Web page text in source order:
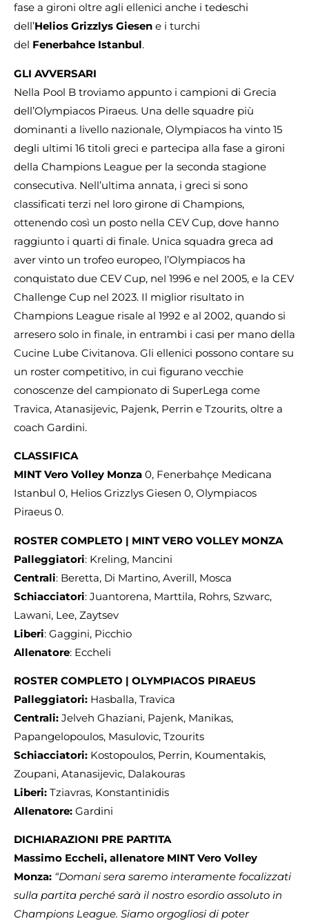
fase a gironi oltre agli ellenici anche i tedeschi
dell’Helios Grizzlys Giesen e i turchi
del Fenerbahce Istanbul.
GLI AVVERSARI
Nella Pool B troviamo appunto i campioni di Grecia
dell’Olympiacos Piraeus. Una delle squadre più
dominanti a livello nazionale, Olympiacos ha vinto 15
degli ultimi 16 titoli greci e partecipa alla fase a gironi
della Champions League per la seconda stagione
consecutiva. Nell’ultima annata, i greci si sono
classificati terzi nel loro girone di Champions,
ottenendo così un posto nella CEV Cup, dove hanno
raggiunto i quarti di finale. Unica squadra greca ad
aver vinto un trofeo europeo, l’Olympiacos ha
conquistato due CEV Cup, nel 1996 e nel 2005, e la CEV
Challenge Cup nel 2023. Il miglior risultato in
Champions League risale al 1992 e al 2002, quando si
arresero solo in finale, in entrambi i casi per mano della
Cucine Lube Civitanova. Gli ellenici possono contare su
un roster competitivo, in cui figurano vecchie
conoscenze del campionato di SuperLega come
Travica, Atanasijevic, Pajenk, Perrin e Tzourits, oltre a
coach Gardini.
CLASSIFICA
MINT Vero Volley Monza 0, Fenerbahçe Medicana
Istanbul 0, Helios Grizzlys Giesen 0, Olympiacos
Piraeus 0.
ROSTER COMPLETO | MINT VERO VOLLEY MONZA
Palleggiatori: Kreling, Mancini
Centrali: Beretta, Di Martino, Averill, Mosca
Schiacciatori: Juantorena, Marttila, Rohrs, Szwarc,
Lawani, Lee, Zaytsev
Liberi: Gaggini, Picchio
Allenatore: Eccheli
ROSTER COMPLETO | OLYMPIACOS PIRAEUS
Palleggiatori: Hasballa, Travica
Centrali: Jelveh Ghaziani, Pajenk, Manikas,
Papangelopoulos, Masulovic, Tzourits
Schiacciatori: Kostopoulos, Perrin, Koumentakis,
Zoupani, Atanasijevic, Dalakouras
Liberi: Tziavras, Konstantinidis
Allenatore: Gardini
DICHIARAZIONI PRE PARTITA
Massimo Eccheli, allenatore MINT Vero Volley
Monza: “Domani sera saremo interamente focalizzati
sulla partita perché sarà il nostro esordio assoluto in
Champions League. Siamo orgogliosi di poter